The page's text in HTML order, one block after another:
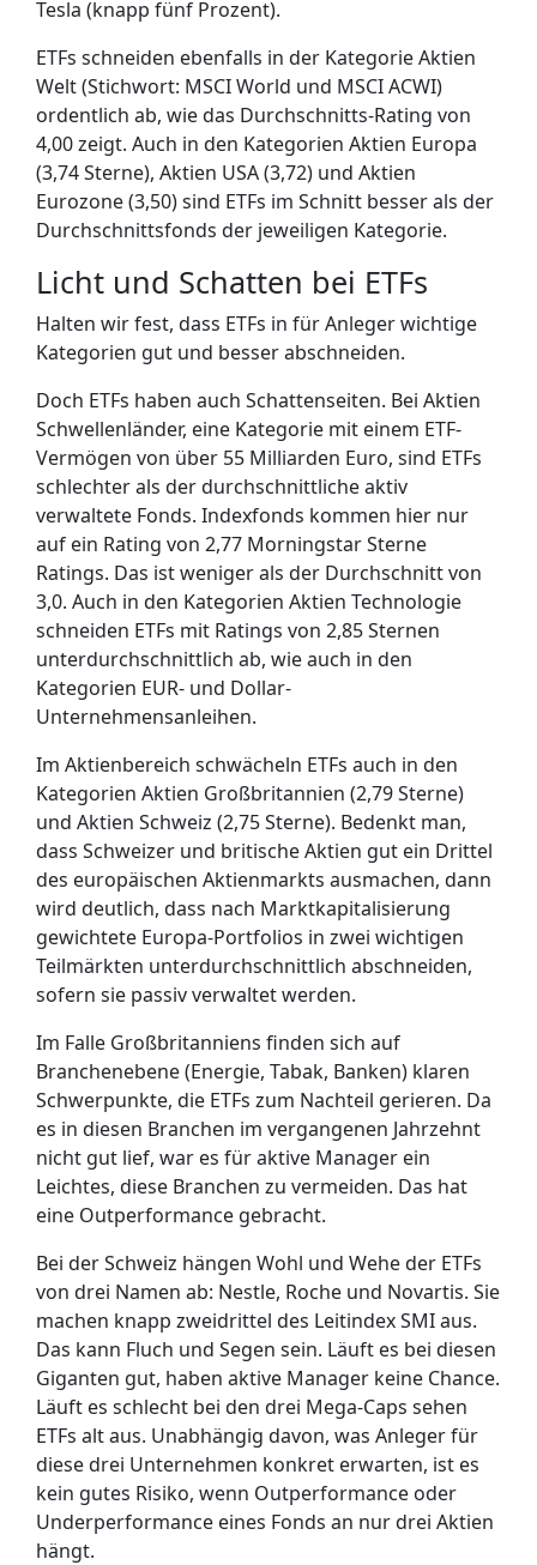
Tesla (knapp fünf Prozent).
ETFs schneiden ebenfalls in der Kategorie Aktien
Welt (Stichwort: MSCI World und MSCI ACWI)
ordentlich ab, wie das Durchschnitts-Rating von
4,00 zeigt. Auch in den Kategorien Aktien Europa
(3,74 Sterne), Aktien USA (3,72) und Aktien
Eurozone (3,50) sind ETFs im Schnitt besser als der
Durchschnittsfonds der jeweiligen Kategorie.
Licht und Schatten bei ETFs
Halten wir fest, dass ETFs in für Anleger wichtige
Kategorien gut und besser abschneiden.
Doch ETFs haben auch Schattenseiten. Bei Aktien
Schwellenländer, eine Kategorie mit einem ETF-
Vermögen von über 55 Milliarden Euro, sind ETFs
schlechter als der durchschnittliche aktiv
verwaltete Fonds. Indexfonds kommen hier nur
auf ein Rating von 2,77 Morningstar Sterne
Ratings. Das ist weniger als der Durchschnitt von
3,0. Auch in den Kategorien Aktien Technologie
schneiden ETFs mit Ratings von 2,85 Sternen
unterdurchschnittlich ab, wie auch in den
Kategorien EUR- und Dollar-
Unternehmensanleihen.
Im Aktienbereich schwächeln ETFs auch in den
Kategorien Aktien Großbritannien (2,79 Sterne)
und Aktien Schweiz (2,75 Sterne). Bedenkt man,
dass Schweizer und britische Aktien gut ein Drittel
des europäischen Aktienmarkts ausmachen, dann
wird deutlich, dass nach Marktkapitalisierung
gewichtete Europa-Portfolios in zwei wichtigen
Teilmärkten unterdurchschnittlich abschneiden,
sofern sie passiv verwaltet werden.
Im Falle Großbritanniens finden sich auf
Branchenebene (Energie, Tabak, Banken) klaren
Schwerpunkte, die ETFs zum Nachteil gerieren. Da
es in diesen Branchen im vergangenen Jahrzehnt
nicht gut lief, war es für aktive Manager ein
Leichtes, diese Branchen zu vermeiden. Das hat
eine Outperformance gebracht.
Bei der Schweiz hängen Wohl und Wehe der ETFs
von drei Namen ab: Nestle, Roche und Novartis. Sie
machen knapp zweidrittel des Leitindex SMI aus.
Das kann Fluch und Segen sein. Läuft es bei diesen
Giganten gut, haben aktive Manager keine Chance.
Läuft es schlecht bei den drei Mega-Caps sehen
ETFs alt aus. Unabhängig davon, was Anleger für
diese drei Unternehmen konkret erwarten, ist es
kein gutes Risiko, wenn Outperformance oder
Underperformance eines Fonds an nur drei Aktien
hängt.